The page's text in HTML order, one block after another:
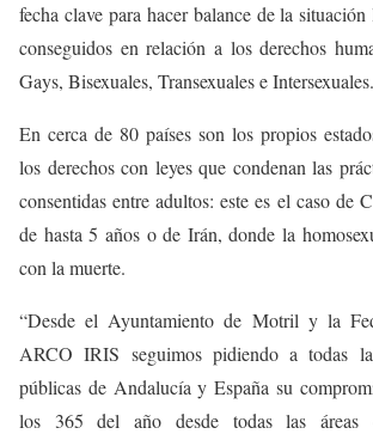
fecha clave para hacer balance de la
conseguidos en relación a los derechos
Gays, Bisexuales, Transexuales e Intersexuales.
En cerca de 80 países son los propios
los derechos con leyes que condenan las
consentidas entre adultos: este es el caso de
de hasta 5 años o de Irán, donde la
con la muerte.
“Desde el Ayuntamiento de Motril y la
ARCO IRIS seguimos pidiendo a todas
públicas de Andalucía y España su
los 365 del año desde todas las áreas